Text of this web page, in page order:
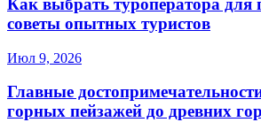
Как выбрать туроператора для
советы опытных туристов
Июл 9, 2026
Главные
горных пейзажей до древних